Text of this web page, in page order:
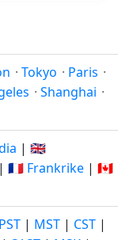
· Tokyo · Paris ·
· Shanghai ·
| 🇬🇧
| 🇫🇷 Frankrike | 🇨🇦
PST | MST | CST |